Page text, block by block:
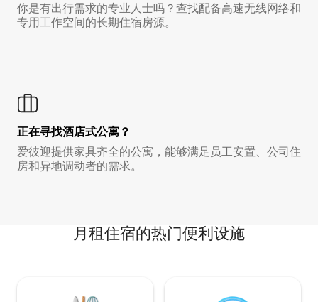
你是有出行需求的专业人士吗？查找配备高速无线网络和
专用工作空间的长期住宿房源。
正在寻找酒店式公寓？
爱彼迎提供家具齐全的公寓，能够满足员工安置、公司住
房和异地调动者的需求。
月租住宿的热门便利设施